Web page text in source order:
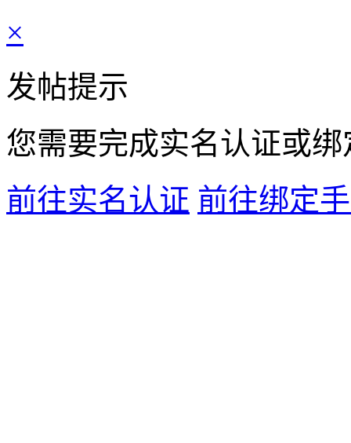
×
发帖提示
您需要完成实名认证或绑
前往实名认证 前往绑定